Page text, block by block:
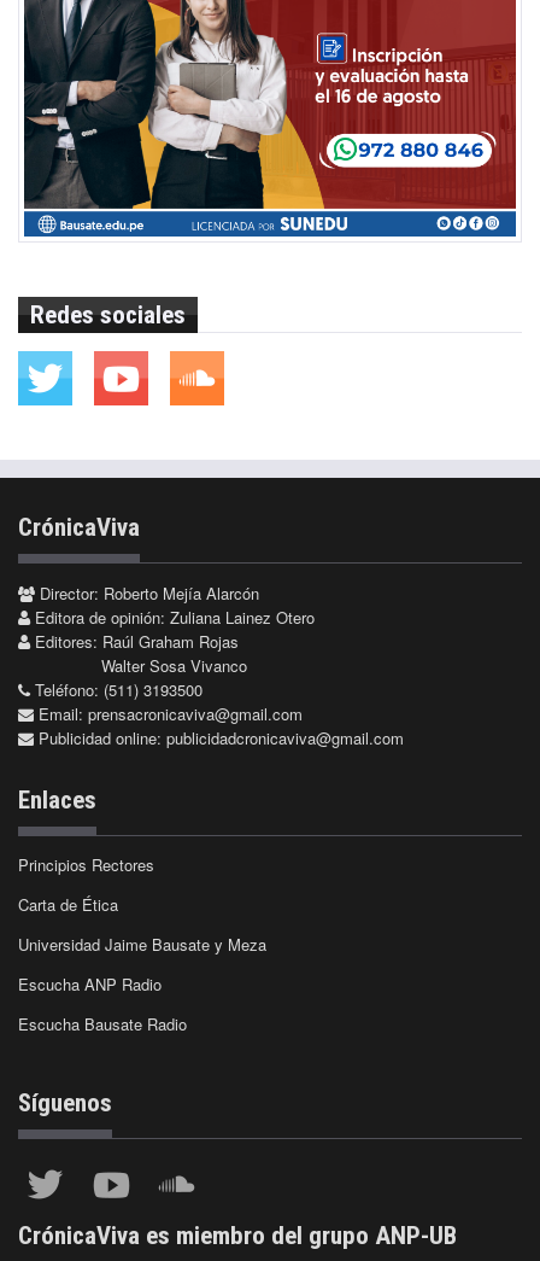
Redes sociales
CrónicaViva
Director: Roberto Mejía Alarcón
Editora de opinión: Zuliana Lainez Otero
Editores: Raúl Graham Rojas
Walter Sosa Vivanco
Teléfono: (511) 3193500
Email: prensacronicaviva@gmail.com
Publicidad online: publicidadcronicaviva@gmail.com
Enlaces
Principios Rectores
Carta de Ética
Universidad Jaime Bausate y Meza
Escucha ANP Radio
Escucha Bausate Radio
Síguenos
CrónicaViva es miembro del grupo ANP-UB